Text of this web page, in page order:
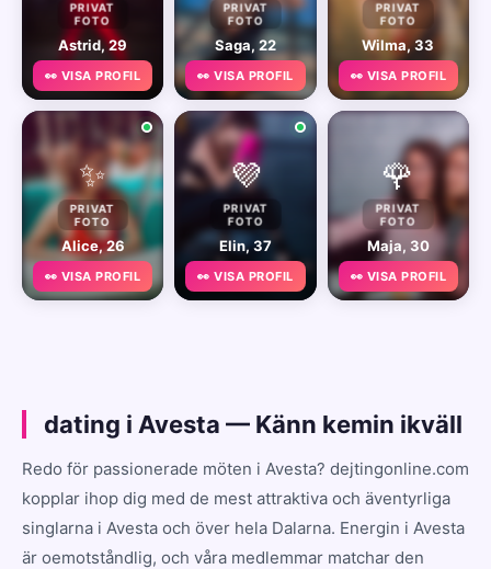
PRIVAT
FOTO
Astrid, 29
👀 VISA PROFIL
PRIVAT
FOTO
Saga, 22
👀 VISA PROFIL
PRIVAT
FOTO
Wilma, 33
👀 VISA PROFIL
✨
PRIVAT
FOTO
Alice, 26
👀 VISA PROFIL
💜
PRIVAT
FOTO
Elin, 37
👀 VISA PROFIL
🌹
PRIVAT
FOTO
Maja, 30
👀 VISA PROFIL
dating i Avesta — Känn kemin ikväll
Redo för passionerade möten i Avesta? dejtingonline.com
kopplar ihop dig med de mest attraktiva och äventyrliga
singlarna i Avesta och över hela Dalarna. Energin i Avesta
är oemotståndlig, och våra medlemmar matchar den